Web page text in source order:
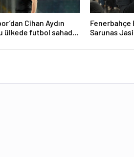
Cihan Aydın
ülkede futbol sahada
Fenerbahçe
Sarunas